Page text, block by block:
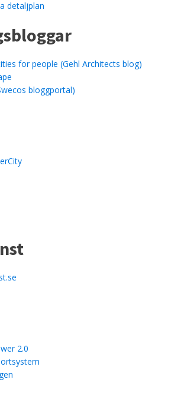
detaljplan
for people (Gehl Architects blog)
bloggportal)
2.0